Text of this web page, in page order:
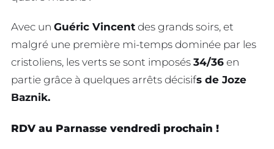
Avec un Guéric Vincent des grands soirs, et
malgré une première mi-temps dominée par les
cristoliens, les verts se sont imposés 34/36 en
partie grâce à quelques arrêts décisifs de Joze
Baznik.
RDV au Parnasse vendredi prochain !